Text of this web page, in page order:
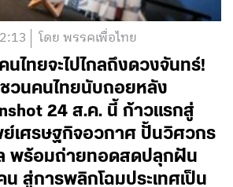
โดย พรรคเพื่อไทย
ไทยจะไปไกลถึงดวงจันทร์!
ชวนคนไทยนับถอยหลัง
24 ส.ค. นี้ ก้าวแรกสู่
เศรษฐกิจอวกาศ ปั้นวิศวกร
พร้อมถ่ายทอดสดปลุกฝัน
น สู่การพลิกโฉมประเทศเป็น